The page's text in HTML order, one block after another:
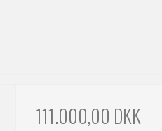
111.000,00 DKK